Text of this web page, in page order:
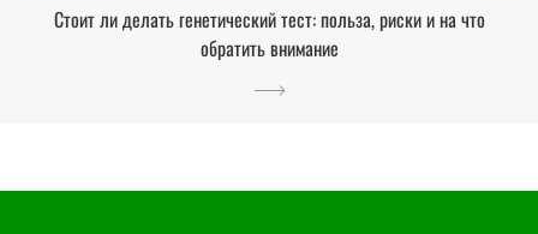
Стоит ли делать генетический тест: польза, риски и на что
обратить внимание